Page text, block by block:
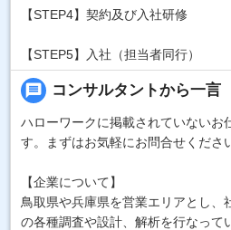
【STEP4】契約及び入社研修
【STEP5】入社（担当者同行）
message コンサルタントから一言
ハローワークに掲載されていないお
す。まずはお気軽にお問合せくださ
【企業について】
鳥取県や兵庫県を営業エリアとし、
の各種調査や設計、解析を行なって